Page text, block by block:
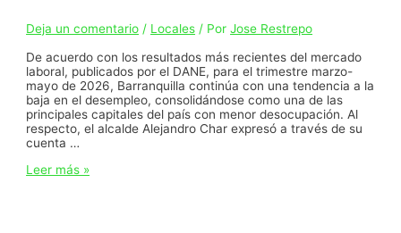
Deja un comentario / Locales / PorJose Restrepo
De acuerdo con los resultados más recientes del mercado
laboral, publicados por el DANE, para el trimestre marzo-
mayo de 2026, Barranquilla continúa con una tendencia a la
baja en el desempleo, consolidándose como una de las
principales capitales del país con menor desocupación. Al
respecto, el alcalde Alejandro Char expresó a través de su
cuenta …
Alcalde
Leer más »